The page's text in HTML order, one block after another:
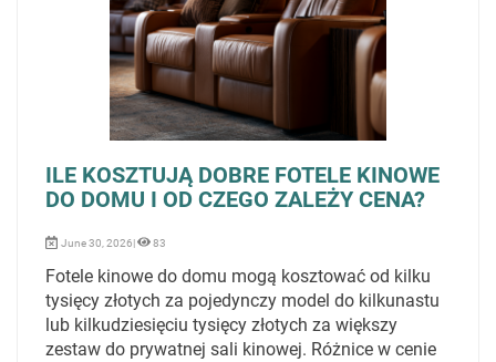
ILE KOSZTUJĄ DOBRE FOTELE KINOWE
DO DOMU I OD CZEGO ZALEŻY CENA?
June 30, 2026| 83
Fotele kinowe do domu mogą kosztować od kilku
tysięcy złotych za pojedynczy model do kilkunastu
lub kilkudziesięciu tysięcy złotych za większy
zestaw do prywatnej sali kinowej. Różnice w cenie